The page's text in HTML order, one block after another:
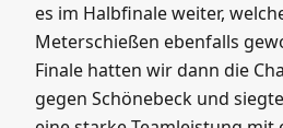
es im Halbfinale weiter,
Meterschießen ebenfalls
Finale hatten wir dann die
gegen Schönebeck und